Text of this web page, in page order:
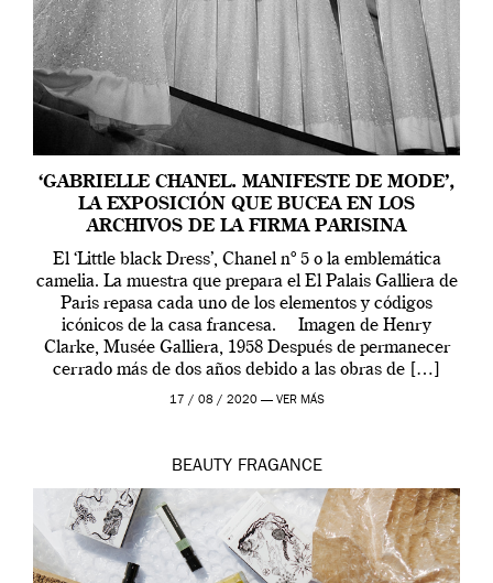
‘GABRIELLE CHANEL. MANIFESTE DE MODE’,
LA EXPOSICIÓN QUE BUCEA EN LOS
ARCHIVOS DE LA FIRMA PARISINA
El ‘Little black Dress’, Chanel nº 5 o la emblemática
camelia. La muestra que prepara el El Palais Galliera de
Paris repasa cada uno de los elementos y códigos
icónicos de la casa francesa. Imagen de Henry
Clarke, Musée Galliera, 1958 Después de permanecer
cerrado más de dos años debido a las obras de […]
17 / 08 / 2020 — VER MÁS
BEAUTY FRAGANCE